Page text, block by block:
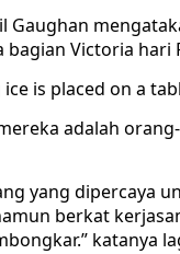
Gaughan
Victoria hari
adalah
yang dipercaya
berkat
katanya